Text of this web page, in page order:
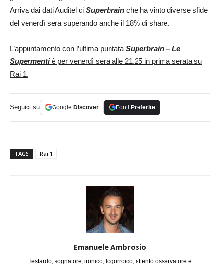
Arriva dai dati Auditel di Superbrain che ha vinto diverse sfide
del venerdì sera superando anche il 18% di share.
L’appuntamento con l’ultima puntata Superbrain – Le
Supermentiè per venerdì sera alle 21.25 in prima serata su
Rai 1.
Seguici su Google Discover Fonti Preferite
TAGS Rai 1
Emanuele Ambrosio
Testardo, sognatore, ironico, logorroico, attento osservatore e